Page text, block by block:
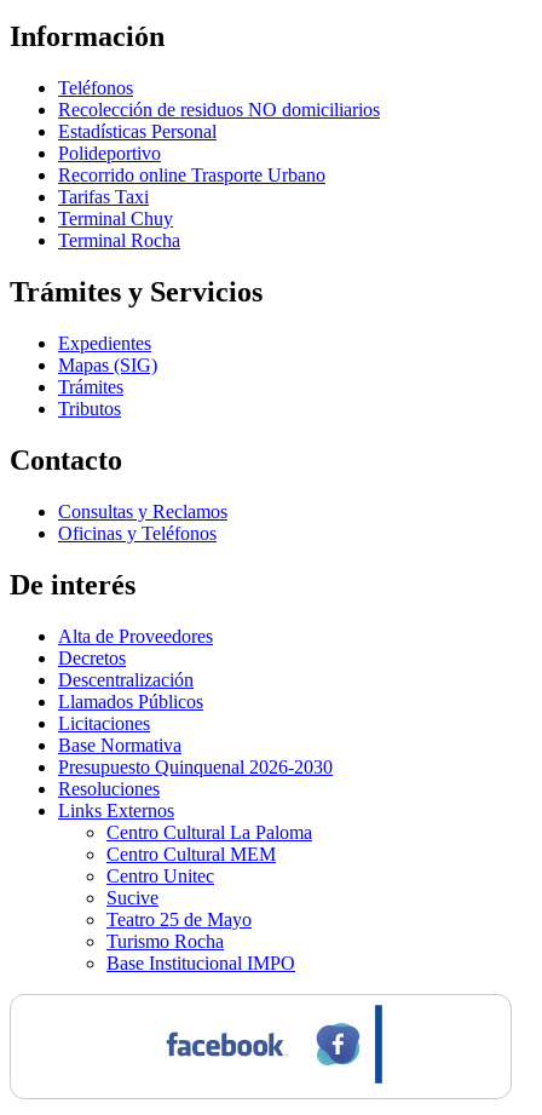
Información
Teléfonos
Recolección de residuos NO domiciliarios
Estadísticas Personal
Polideportivo
Recorrido online Trasporte Urbano
Tarifas Taxi
Terminal Chuy
Terminal Rocha
Trámites y Servicios
Expedientes
Mapas (SIG)
Trámites
Tributos
Contacto
Consultas y Reclamos
Oficinas y Teléfonos
De interés
Alta de Proveedores
Decretos
Descentralización
Llamados Públicos
Licitaciones
Base Normativa
Presupuesto Quinquenal 2026-2030
Resoluciones
Links Externos
Centro Cultural La Paloma
Centro Cultural MEM
Centro Unitec
Sucive
Teatro 25 de Mayo
Turismo Rocha
Base Institucional IMPO